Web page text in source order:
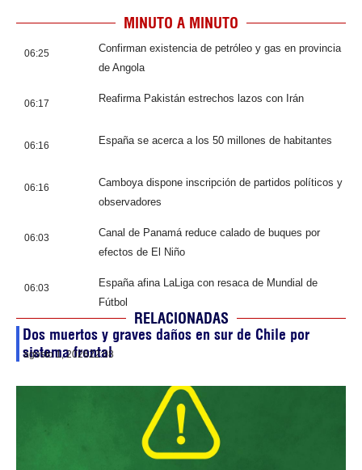
MINUTO A MINUTO
06:25
Confirman existencia de petróleo y gas en provincia
de Angola
06:17 Reafirma Pakistán estrechos lazos con Irán
06:16 España se acerca a los 50 millones de habitantes
06:16
Camboya dispone inscripción de partidos políticos y
observadores
06:03
Canal de Panamá reduce calado de buques por
efectos de El Niño
06:03
España afina LaLiga con resaca de Mundial de
Fútbol
RELACIONADAS
Dos muertos y graves daños en sur de Chile por
sistema frontal
agosto 1, 202622:08